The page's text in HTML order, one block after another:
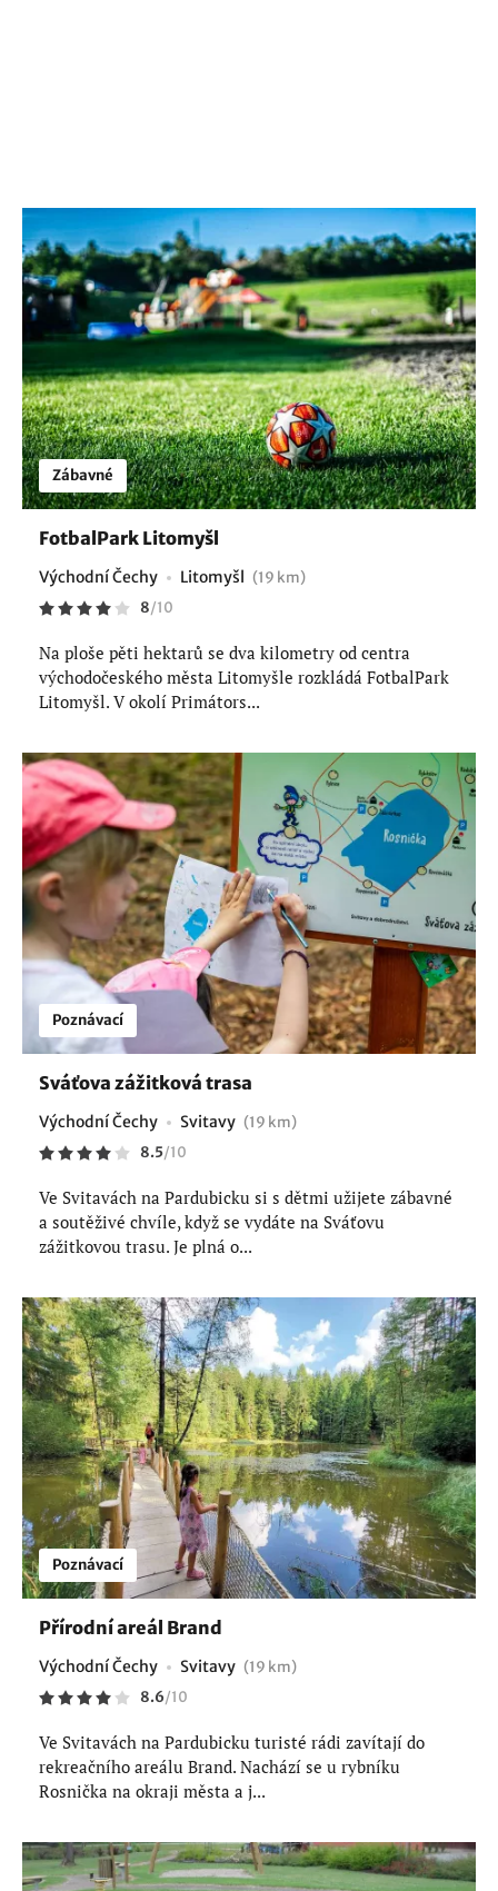
Zábavné
FotbalPark Litomyšl
Východní Čechy Litomyšl (19 km)
8/10
Na ploše pěti hektarů se dva kilometry od centra
východočeského města Litomyšle rozkládá FotbalPark
Litomyšl. V okolí Primátors...
Poznávací
Sváťova zážitková trasa
Východní Čechy Svitavy (19 km)
8.5/10
Ve Svitavách na Pardubicku si s dětmi užijete zábavné
a soutěživé chvíle, když se vydáte na Sváťovu
zážitkovou trasu. Je plná o...
Poznávací
Přírodní areál Brand
Východní Čechy Svitavy (19 km)
8.6/10
Ve Svitavách na Pardubicku turisté rádi zavítají do
rekreačního areálu Brand. Nachází se u rybníku
Rosnička na okraji města a j...